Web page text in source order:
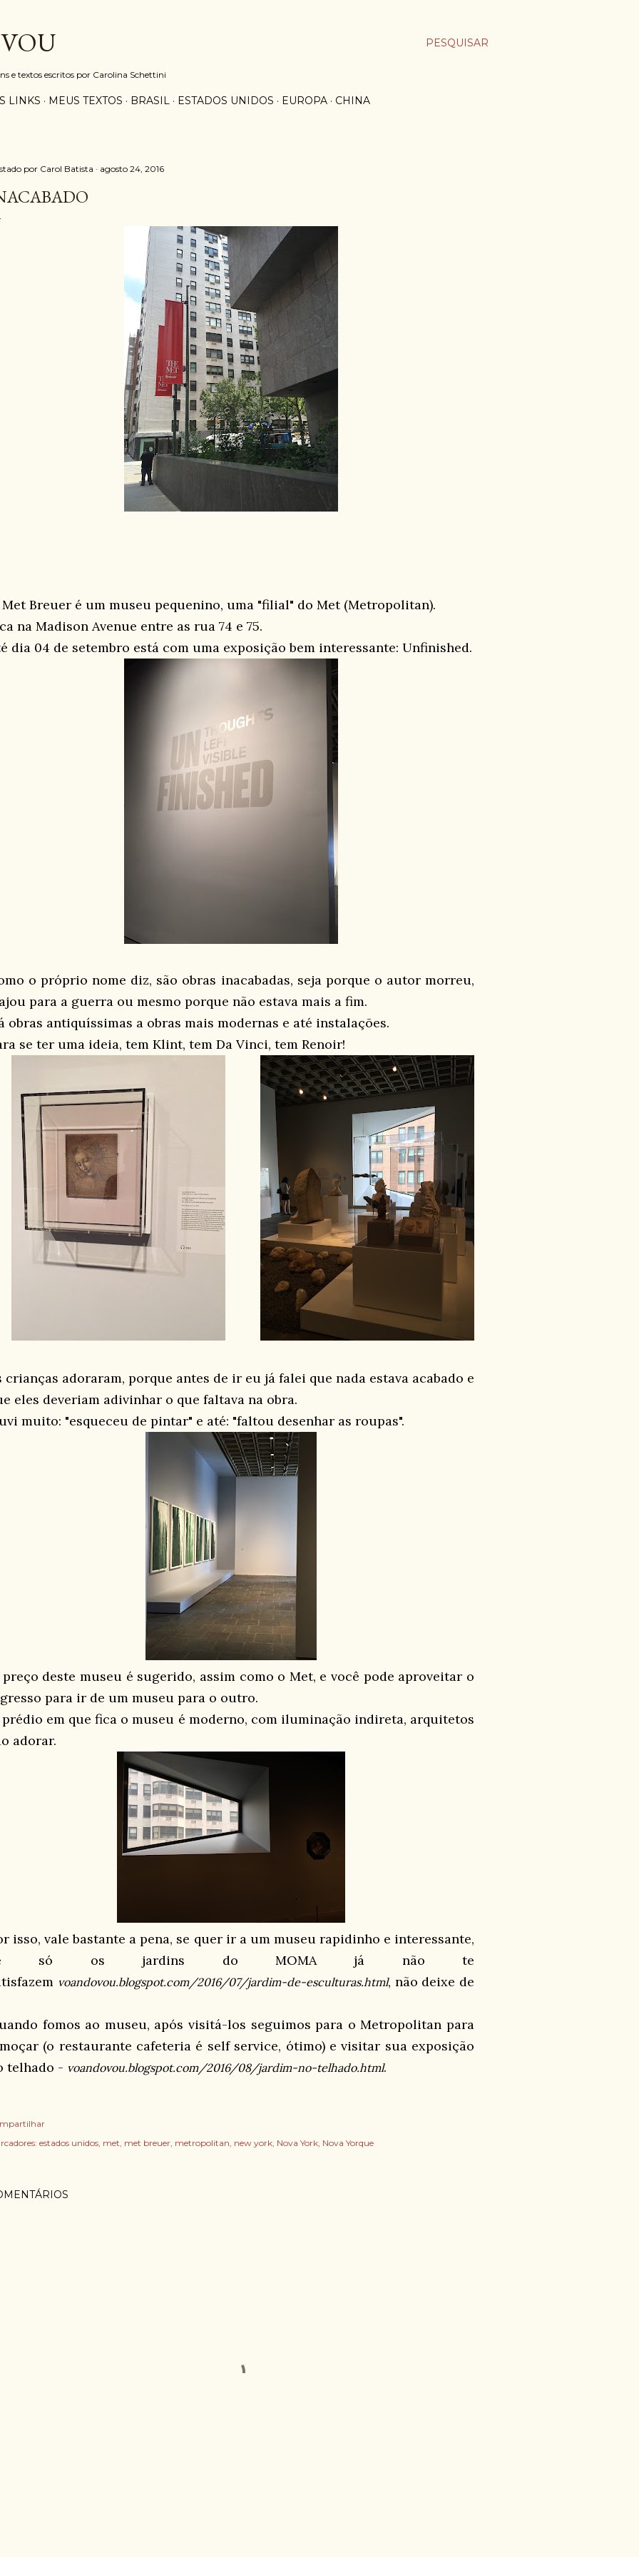
PESQUISAR
e textos escritos por Carolina Schettini
LINKS MEUS TEXTOS BRASIL ESTADOS UNIDOS EUROPA CHINA
por Carol Batista agosto 24, 2016
Breuer é um museu pequenino, uma "filial" do Met (Metropolitan).
na Madison Avenue entre as rua 74 e 75.
dia 04 de setembro está com uma exposição bem interessante: Unfinished.
o próprio nome diz, são obras inacabadas, seja porque o autor morreu,
para a guerra ou mesmo porque não estava mais a fim.
obras antiquíssimas a obras mais modernas e até instalações.
se ter uma ideia, tem Klint, tem Da Vinci, tem Renoir!
crianças adoraram, porque antes de ir eu já falei que nada estava acabado e
eles deveriam adivinhar o que faltava na obra.
muito: "esqueceu de pintar" e até: "faltou desenhar as roupas".
deste museu é sugerido, assim como o Met, e você pode aproveitar o
para ir de um museu para o outro.
em que fica o museu é moderno, com iluminação indireta, arquitetos
adorar.
isso, vale bastante a pena, se quer ir a um museu rapidinho e interessante,
só os jardins do MOMA já não te
voandovou.blogspot.com/2016/07/jardim-de-esculturas.html, não deixe de
fomos ao museu, após visitá-los seguimos para o Metropolitan para
(o restaurante cafeteria é self service, ótimo) e visitar sua exposição
telhado - voandovou.blogspot.com/2016/08/jardim-no-telhado.html.
estados unidos met met breuer metropolitan new york Nova York Nova Yorque